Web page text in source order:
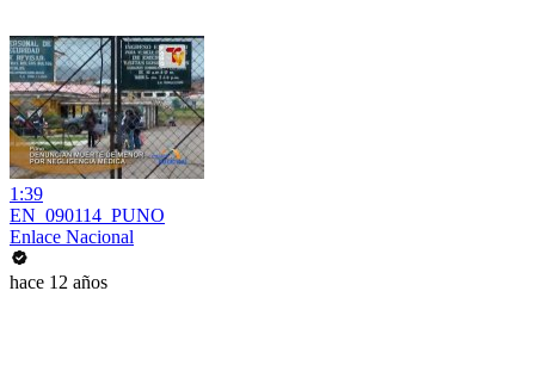
1:39
EN_090114_PUNO
Enlace Nacional
hace 12 años